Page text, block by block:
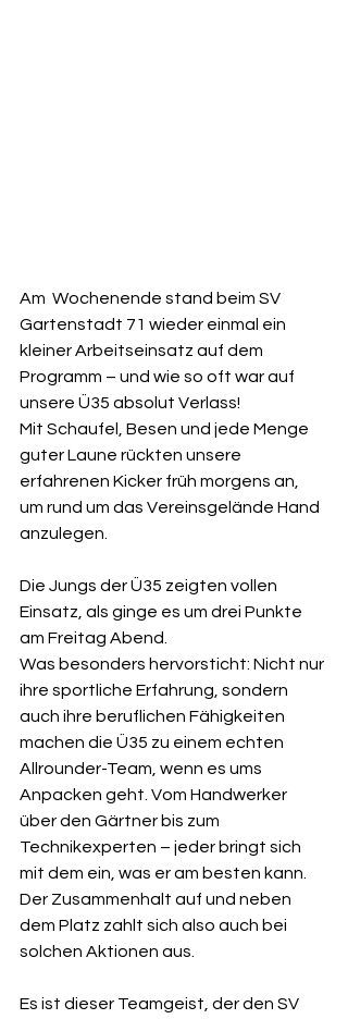
Am  Wochenende stand beim SV
Gartenstadt 71 wieder einmal ein
kleiner Arbeitseinsatz auf dem
Programm – und wie so oft war auf
unsere Ü35 absolut Verlass!
Mit Schaufel, Besen und jede Menge
guter Laune rückten unsere
erfahrenen Kicker früh morgens an,
um rund um das Vereinsgelände Hand
anzulegen.
Die Jungs der Ü35 zeigten vollen
Einsatz, als ginge es um drei Punkte
am Freitag Abend.
Was besonders hervorsticht: Nicht nur
ihre sportliche Erfahrung, sondern
auch ihre beruflichen Fähigkeiten
machen die Ü35 zu einem echten
Allrounder-Team, wenn es ums
Anpacken geht. Vom Handwerker
über den Gärtner bis zum
Technikexperten – jeder bringt sich
mit dem ein, was er am besten kann.
Der Zusammenhalt auf und neben
dem Platz zahlt sich also auch bei
solchen Aktionen aus.
Es ist dieser Teamgeist, der den SV